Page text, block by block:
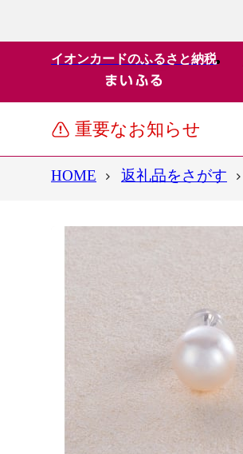
イオンカードのふるさと納税
重要なお知らせ
HOME 返礼品をさがす